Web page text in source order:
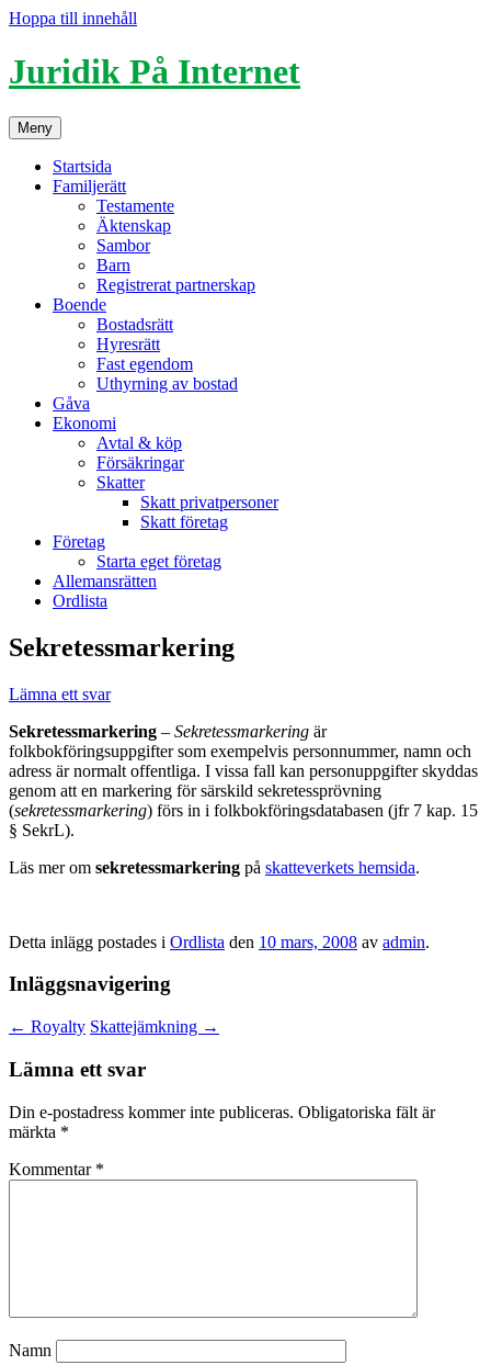
Hoppa till innehåll
Juridik På Internet
Meny
Startsida
Familjerätt
Testamente
Äktenskap
Sambor
Barn
Registrerat partnerskap
Boende
Bostadsrätt
Hyresrätt
Fast egendom
Uthyrning av bostad
Gåva
Ekonomi
Avtal & köp
Försäkringar
Skatter
Skatt privatpersoner
Skatt företag
Företag
Starta eget företag
Allemansrätten
Ordlista
Sekretessmarkering
Lämna ett svar
Sekretessmarkering – Sekretessmarkering är
folkbokföringsuppgifter som exempelvis personnummer, namn och
adress är normalt offentliga. I vissa fall kan personuppgifter skyddas
genom att en markering för särskild sekretessprövning
(sekretessmarkering) förs in i folkbokföringsdatabasen (jfr 7 kap. 15
§ SekrL).
Läs mer om sekretessmarkering på skatteverkets hemsida.
Detta inlägg postades i Ordlista den 10 mars, 2008 av admin.
Inläggsnavigering
← Royalty Skattejämkning →
Lämna ett svar
Din e-postadress kommer inte publiceras. Obligatoriska fält är
märkta *
Kommentar *
Namn